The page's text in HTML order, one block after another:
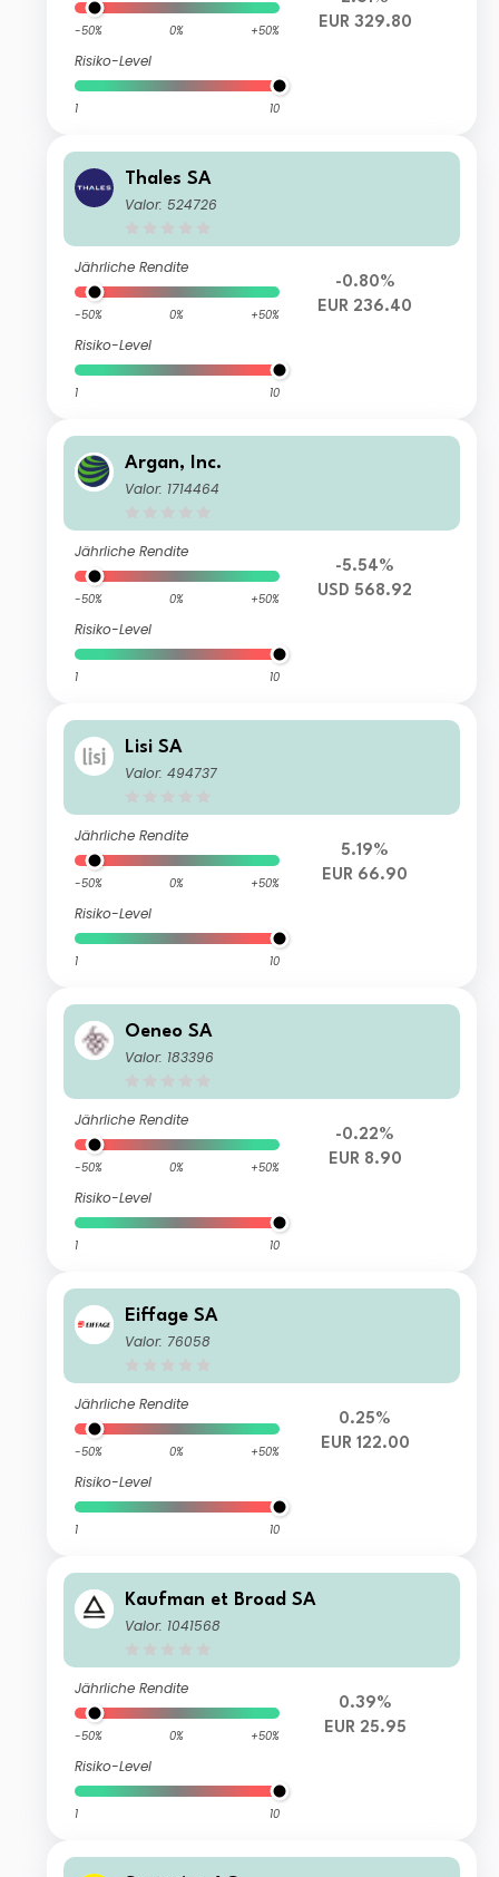
-50% 0% +50%
Risiko-Level
1 10
EUR 329.80
Thales SA
Valor: 524726
Jährliche Rendite
-50% 0% +50%
Risiko-Level
1 10
-0.80%
EUR 236.40
Argan, Inc.
Valor: 1714464
Jährliche Rendite
-50% 0% +50%
Risiko-Level
1 10
-5.54%
USD 568.92
Lisi SA
Valor: 494737
Jährliche Rendite
-50% 0% +50%
Risiko-Level
1 10
5.19%
EUR 66.90
Oeneo SA
Valor: 183396
Jährliche Rendite
-50% 0% +50%
Risiko-Level
1 10
-0.22%
EUR 8.90
Eiffage SA
Valor: 76058
Jährliche Rendite
-50% 0% +50%
Risiko-Level
1 10
0.25%
EUR 122.00
Kaufman et Broad SA
Valor: 1041568
Jährliche Rendite
-50% 0% +50%
Risiko-Level
1 10
0.39%
EUR 25.95